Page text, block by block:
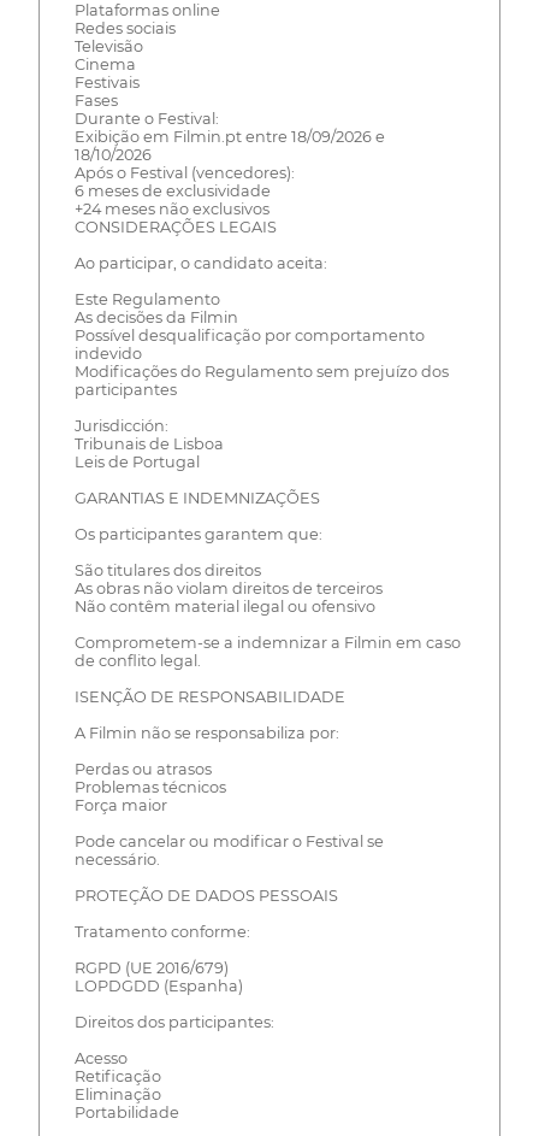
Plataformas online
Redes sociais
Televisão
Cinema
Festivais
Fases
Durante o Festival:
Exibição em Filmin.pt entre 18/09/2026 e
18/10/2026
Após o Festival (vencedores):
6 meses de exclusividade
+24 meses não exclusivos
CONSIDERAÇÕES LEGAIS
Ao participar, o candidato aceita:
Este Regulamento
As decisões da Filmin
Possível desqualificação por comportamento
indevido
Modificações do Regulamento sem prejuízo dos
participantes
Jurisdicción:
Tribunais de Lisboa
Leis de Portugal
GARANTIAS E INDEMNIZAÇÕES
Os participantes garantem que:
São titulares dos direitos
As obras não violam direitos de terceiros
Não contêm material ilegal ou ofensivo
Comprometem-se a indemnizar a Filmin em caso
de conflito legal.
ISENÇÃO DE RESPONSABILIDADE
A Filmin não se responsabiliza por:
Perdas ou atrasos
Problemas técnicos
Força maior
Pode cancelar ou modificar o Festival se
necessário.
PROTEÇÃO DE DADOS PESSOAIS
Tratamento conforme:
RGPD (UE 2016/679)
LOPDGDD (Espanha)
Direitos dos participantes:
Acesso
Retificação
Eliminação
Portabilidade